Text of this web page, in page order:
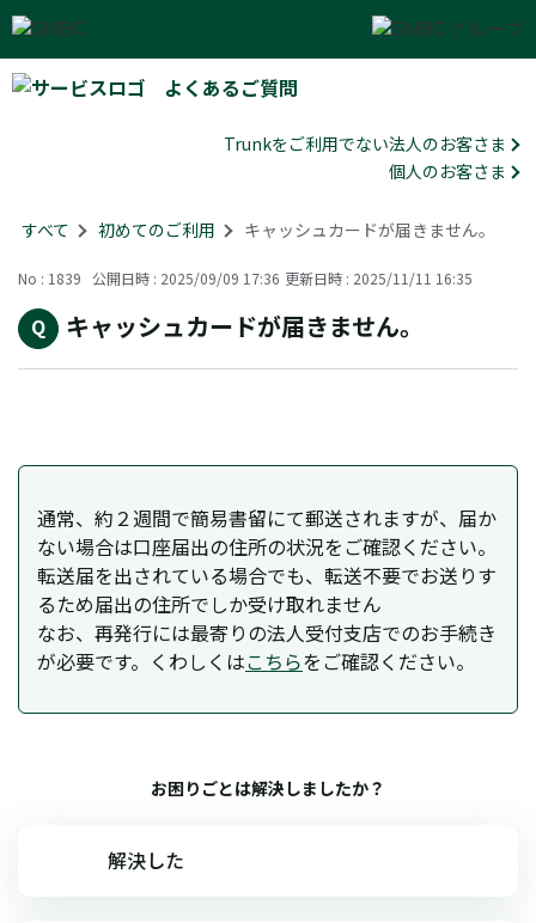
よくあるご質問
Trunkをご利用でない法人のお客さま
個人のお客さま
すべて > 初めてのご利用 > キャッシュカードが届きません。
No : 1839 公開日時 : 2025/09/09 17:36 更新日時 : 2025/11/11 16:35
キャッシュカードが届きません。
通常、約２週間で簡易書留にて郵送されますが、届か
ない場合は口座届出の住所の状況をご確認ください。
転送届を出されている場合でも、転送不要でお送りす
るため届出の住所でしか受け取れません
なお、再発行には最寄りの法人受付支店でのお手続き
が必要です。くわしくはこちらをご確認ください。
お困りごとは解決しましたか？
解決した